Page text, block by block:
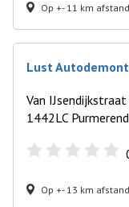
Op +- 11 km afstand
Lust
Van
1442LC Purmerend
Op +- 13 km afstand